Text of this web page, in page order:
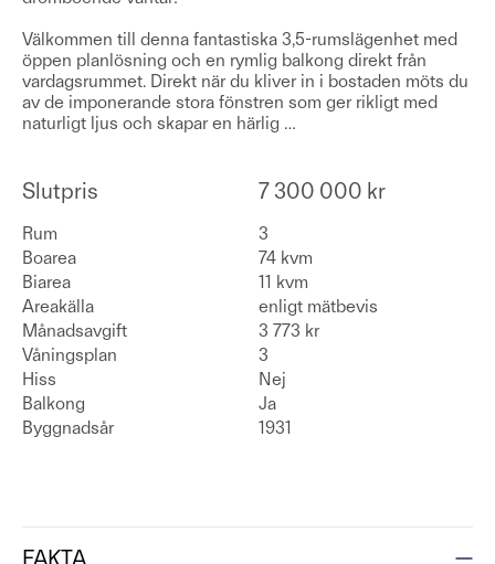
Välkommen till denna fantastiska 3,5-rumslägenhet med
öppen planlösning och en rymlig balkong direkt från
vardagsrummet. Direkt när du kliver in i bostaden möts du
av de imponerande stora fönstren som ger rikligt med
naturligt ljus och skapar en härlig …
Slutpris 7 300 000 kr
Rum
3
Boarea
74 kvm
Biarea
11 kvm
Areakälla
enligt mätbevis
Månadsavgift
3 773 kr
Våningsplan
3
Hiss
Nej
Balkong
Ja
Byggnadsår
1931
FAKTA